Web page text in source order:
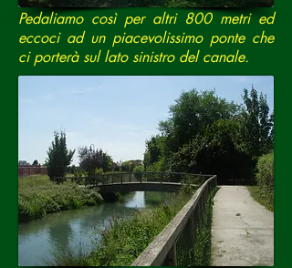
Pedaliamo così per altri 800 metri ed
eccoci ad un piacevolissimo ponte che
ci porterà sul lato sinistro del canale.